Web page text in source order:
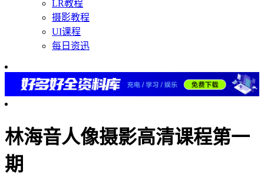
LR教程
摄影教程
UI课程
每日资迅
林海音人像摄影高清课程第一
期